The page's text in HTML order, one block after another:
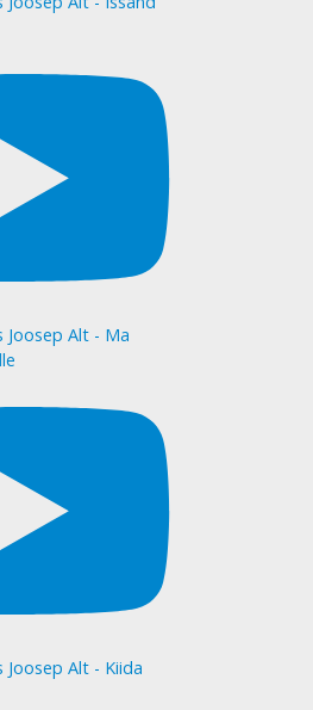
Joosep Alt - Ma
Joosep Alt - Kiida